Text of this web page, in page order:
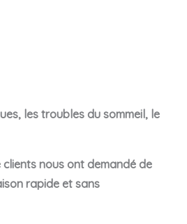
les troubles du sommeil, le
nous ont demandé de
rapide et sans